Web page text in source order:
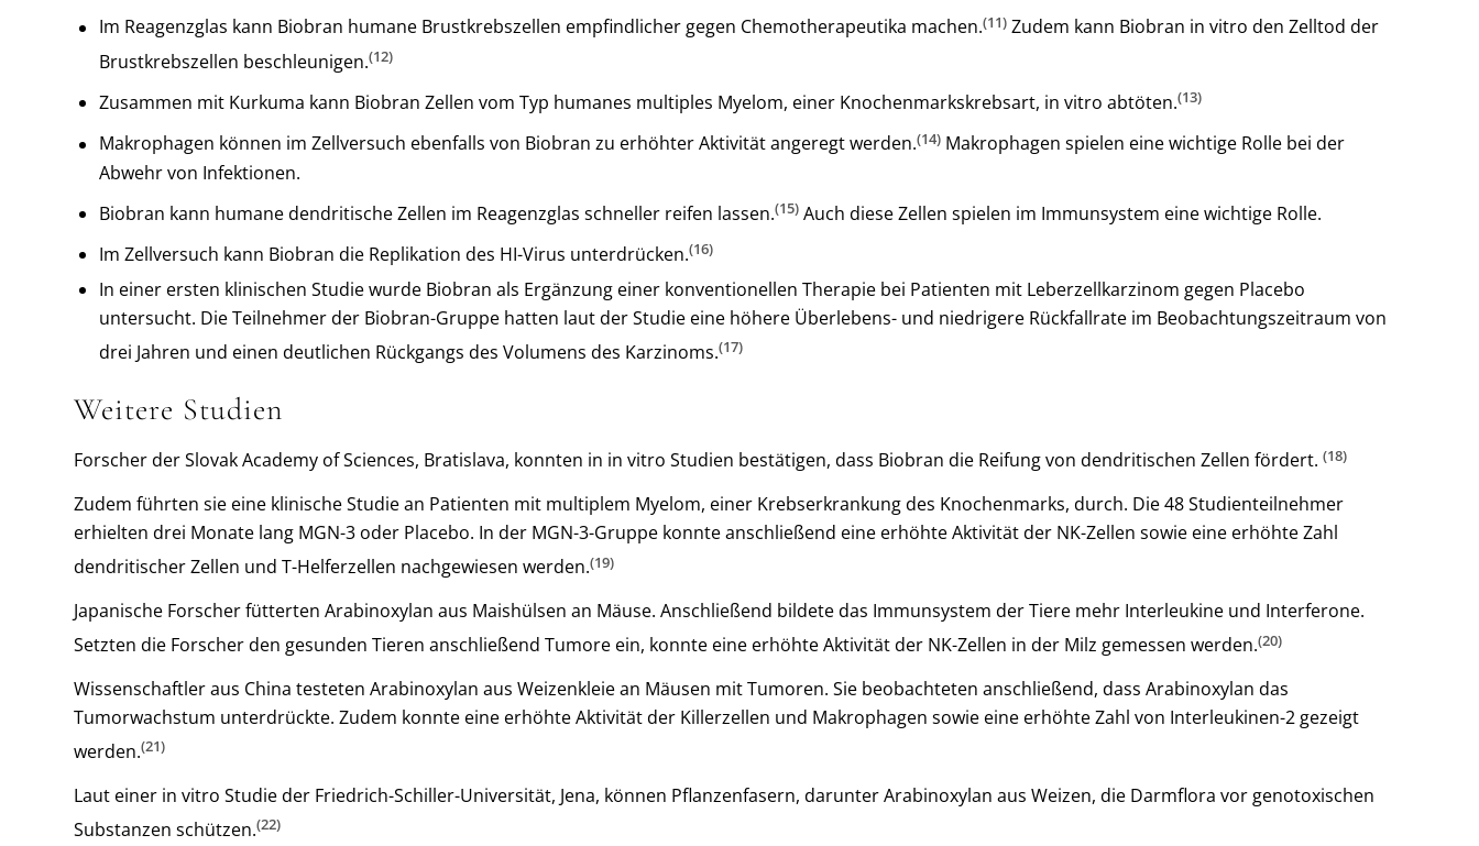
Im Reagenzglas kann Biobran humane Brustkrebszellen empfindlicher gegen Chemotherapeutika machen.(11) Zudem kann Biobran in vitro den Zelltod der
Brustkrebszellen beschleunigen.(12)
Zusammen mit Kurkuma kann Biobran Zellen vom Typ humanes multiples Myelom, einer Knochenmarkskrebsart, in vitro abtöten.(13)
Makrophagen können im Zellversuch ebenfalls von Biobran zu erhöhter Aktivität angeregt werden.(14) Makrophagen spielen eine wichtige Rolle bei der
Abwehr von Infektionen.
Biobran kann humane dendritische Zellen im Reagenzglas schneller reifen lassen.(15) Auch diese Zellen spielen im Immunsystem eine wichtige Rolle.
Im Zellversuch kann Biobran die Replikation des HI-Virus unterdrücken.(16)
In einer ersten klinischen Studie wurde Biobran als Ergänzung einer konventionellen Therapie bei Patienten mit Leberzellkarzinom gegen Placebo
untersucht. Die Teilnehmer der Biobran-Gruppe hatten laut der Studie eine höhere Überlebens- und niedrigere Rückfallrate im Beobachtungszeitraum von
drei Jahren und einen deutlichen Rückgangs des Volumens des Karzinoms.(17)
Weitere Studien
Forscher der Slovak Academy of Sciences, Bratislava, konnten in in vitro Studien bestätigen, dass Biobran die Reifung von dendritischen Zellen fördert. (18)
Zudem führten sie eine klinische Studie an Patienten mit multiplem Myelom, einer Krebserkrankung des Knochenmarks, durch. Die 48 Studienteilnehmer
erhielten drei Monate lang MGN-3 oder Placebo. In der MGN-3-Gruppe konnte anschließend eine erhöhte Aktivität der NK-Zellen sowie eine erhöhte Zahl
dendritischer Zellen und T-Helferzellen nachgewiesen werden.(19)
Japanische Forscher fütterten Arabinoxylan aus Maishülsen an Mäuse. Anschließend bildete das Immunsystem der Tiere mehr Interleukine und Interferone.
Setzten die Forscher den gesunden Tieren anschließend Tumore ein, konnte eine erhöhte Aktivität der NK-Zellen in der Milz gemessen werden.(20)
Wissenschaftler aus China testeten Arabinoxylan aus Weizenkleie an Mäusen mit Tumoren. Sie beobachteten anschließend, dass Arabinoxylan das
Tumorwachstum unterdrückte. Zudem konnte eine erhöhte Aktivität der Killerzellen und Makrophagen sowie eine erhöhte Zahl von Interleukinen-2 gezeigt
werden.(21)
Laut einer in vitro Studie der Friedrich-Schiller-Universität, Jena, können Pflanzenfasern, darunter Arabinoxylan aus Weizen, die Darmflora vor genotoxischen
Substanzen schützen.(22)